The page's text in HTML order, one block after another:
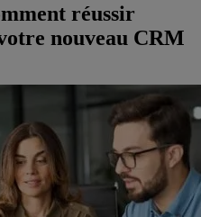
réussir
nouveau CRM